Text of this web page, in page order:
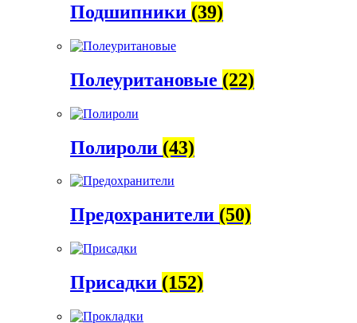
Подшипники (39)
Полеуритановые (22)
Полироли (43)
Предохранители (50)
Присадки (152)